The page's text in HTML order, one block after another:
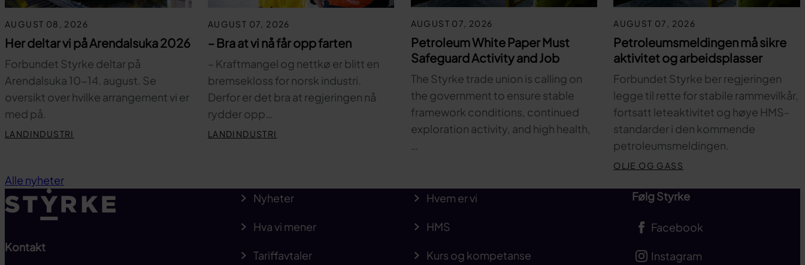
AUGUST 08, 2026
Her deltar vi på Arendalsuka 2026
Forbundet Styrke deltar på
Arendalsuka 10-14. august. Se
oversikt over hvilke arrangement vi er
med på.
LANDINDUSTRI
AUGUST 07, 2026
– Bra at vi nå får opp farten
– Kraftmangel og nettkø er blitt en
bremsekloss for norsk industri.
Derfor er det bra at regjeringen nå
rydder opp…
LANDINDUSTRI
AUGUST 07, 2026
Petroleum White Paper Must
Safeguard Activity and Job
The Styrke trade union is calling on
the government to ensure stable
framework conditions, continued
exploration activity, and high health,
…
AUGUST 07, 2026
Petroleumsmeldingen må sikre
aktivitet og arbeidsplasser
Forbundet Styrke ber regjeringen
legge til rette for stabile rammevilkår,
fortsatt leteaktivitet og høye HMS-
standarder i den kommende
petroleumsmeldingen.
OLJE OG GASS
Alle nyheter
Kontakt
Nyheter Hvem er vi
Hva vi mener HMS
Tariffavtaler Kurs og kompetanse
Følg Styrke
Facebook
Instagram